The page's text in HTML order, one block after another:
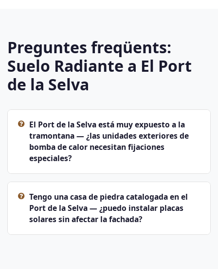
Preguntes freqüents:
Suelo Radiante a El Port
de la Selva
El Port de la Selva está muy expuesto a la
tramontana — ¿las unidades exteriores de
bomba de calor necesitan fijaciones
especiales?
Tengo una casa de piedra catalogada en el
Port de la Selva — ¿puedo instalar placas
solares sin afectar la fachada?